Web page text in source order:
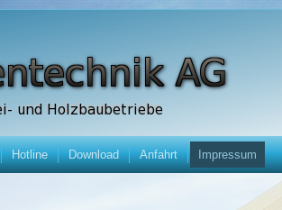
Hotline Download Anfahrt Impressum